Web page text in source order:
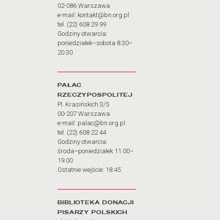
02-086 Warszawa
e-mail: kontakt@bn.org.pl
tel. (22) 608 29 99
Godziny otwarcia:
poniedziałek–sobota 8.30–
20.30
PAŁAC
RZECZYPOSPOLITEJ
Pl. Krasińskich 3/5
00-207 Warszawa
e-mail: palac@bn.org.pl
tel. (22) 608 22 44
Godziny otwarcia:
środa–poniedziałek 11.00–
19.00
Ostatnie wejście: 18:45
BIBLIOTEKA DONACJI
PISARZY POLSKICH